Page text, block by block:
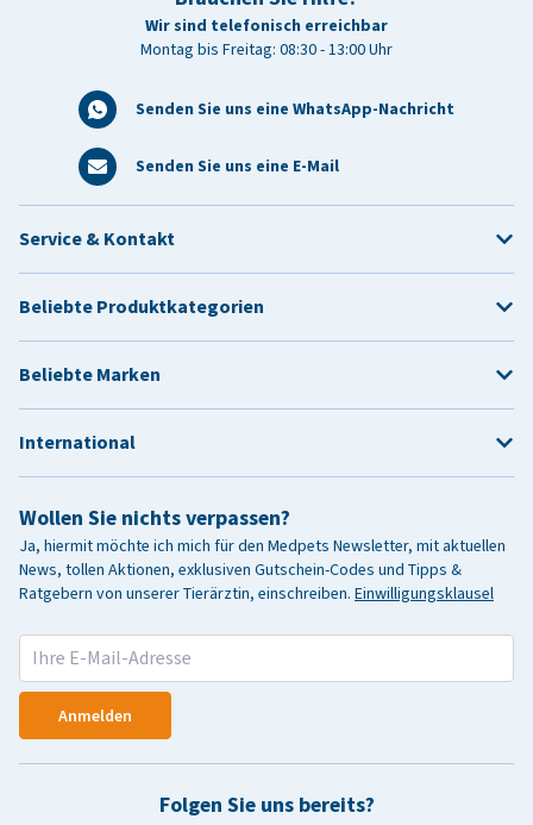
Wir sind telefonisch erreichbar
Montag bis Freitag: 08:30 - 13:00 Uhr
Senden Sie uns eine WhatsApp-Nachricht
Senden Sie uns eine E-Mail
Wollen Sie nichts verpassen?
Ja, hiermit möchte ich mich für den Medpets Newsletter, mit aktuellen
News, tollen Aktionen, exklusiven Gutschein-Codes und Tipps &
Ratgebern von unserer Tierärztin, einschreiben. Einwilligungsklausel
Anmelden
Folgen Sie uns bereits?
Service & Kontakt
Beliebte Produktkategorien
Beliebte Marken
International